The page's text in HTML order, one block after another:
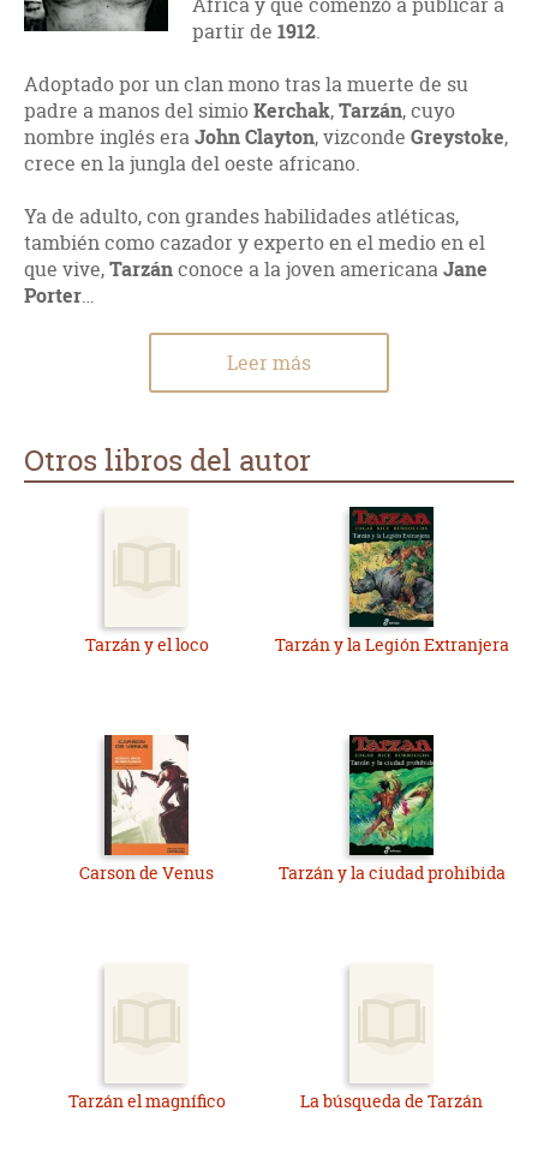
partir de 1912.
Adoptado por un clan mono tras la muerte de su
padre a manos del simioKerchak,Tarzán, cuyo
nombre inglés eraJohn Clayton, vizconde Greystoke,
crece en la jungla del oeste africano.
Ya de adulto, con grandes habilidades atléticas,
también como cazador y experto en el medio en el
que vive,Tarzánconoce a la joven americanaJane
Porter…
Leer más
Otros libros del autor
Tarzán y el loco Tarzán y la Legión Extranjera
Carson de Venus Tarzán y la ciudad prohibida
Tarzán el magnífico La búsqueda de Tarzán